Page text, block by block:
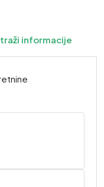
informacije